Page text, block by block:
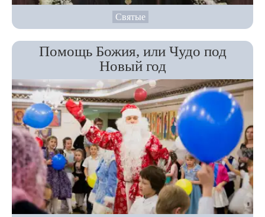
Святые
Помощь Божия, или Чудо под
Новый год